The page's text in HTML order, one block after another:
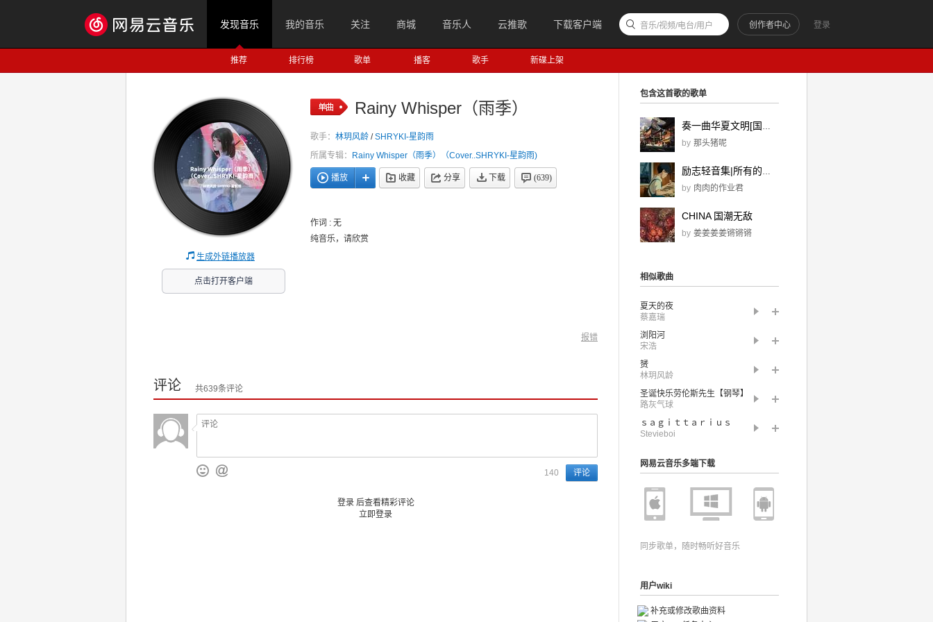
发现音乐 我的音乐 关注 商城 音乐人 云推歌 下载客户端 登录
创作者中心
音乐/视频/电台/用户
推荐 排行榜 歌单 播客 歌手 新碟上架